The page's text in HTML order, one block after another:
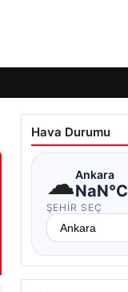
Hava Durumu
☁Ankara
NaN°C
ŞEHIR SEÇ